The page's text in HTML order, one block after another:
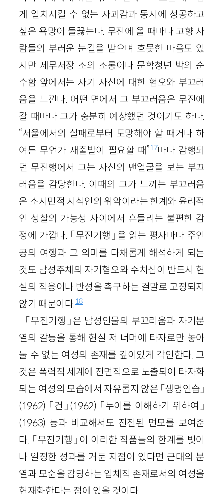
게 일치시킬 수 없는 자괴감과 동시에 성공하고
싶은 욕망이 들끓는다. 무진에 올 때마다 고향 사
람들의 부러운 눈길을 받으며 흐뭇한 마음도 있
지만 세무서장 조의 조롱이나 문학청년 박의 순
수함 앞에서는 자기 자신에 대한 혐오와 부끄러
움을 느낀다. 어떤 면에서 그 부끄러움은 무진에
갈 때마다 그가 충분히 예상했던 것이기도 하다.
“서울에서의 실패로부터 도망해야 할 때거나 하
여튼 무언가 새출발이 필요할 때”17마다 감행되
던 무진행에서 그는 자신의 맨얼굴을 보는 부끄
러움을 감당한다. 이때의 그가 느끼는 부끄러움
은 소시민적 지식인의 위악이라는 한계와 윤리적
인 성찰의 가능성 사이에서 흔들리는 불편한 감
정에 가깝다. 「무진기행」을 읽는 평자마다 주인
공의 여행과 그 의미를 다채롭게 해석하게 되는
것도 남성주체의 자기혐오와 수치심이 반드시 현
실의 적응이나 반성을 촉구하는 결말로 고정되지
않기 때문이다.18
「무진기행」은 남성인물의 부끄러움과 자기분
열의 갈등을 통해 현실 저 너머에 타자로만 놓아
둘 수 없는 여성의 존재를 깊이있게 각인한다. 그
것은 폭력적 세계에 전면적으로 노출되어 타자화
되는 여성의 모습에서 자유롭지 않은 「생명연습」
(1962) 「건」 (1962) 「누이를 이해하기 위하여」
(1963) 등과 비교해서도 진전된 면모를 보여준
다. 「무진기행」이 이러한 작품들의 한계를 벗어
나 일정한 성과를 거둔 지점이 있다면 근대의 분
열과 모순을 감당하는 입체적 존재로서의 여성을
현재화한다는 점에 있을 것이다.